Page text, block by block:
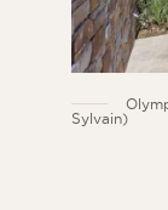
Sylvain)